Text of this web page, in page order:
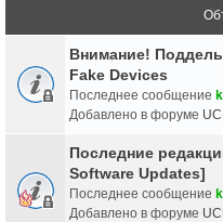
Внимание!
Fake Devices
Последнее сообщение
Добавлено в форуме
Последние
Software Updates]
Последнее сообщение
Добавлено в форуме